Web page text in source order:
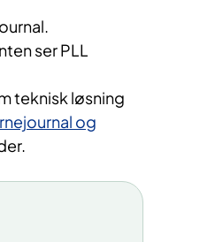
ser PLL
teknisk løsning
og